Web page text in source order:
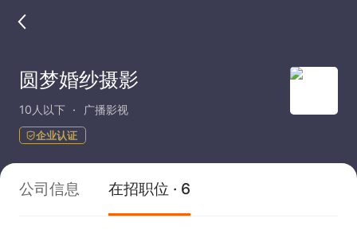
圆梦婚纱摄影
10人以下 广播影视
企业认证
公司信息 在招职位 · 6